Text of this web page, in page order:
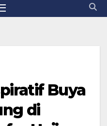
Buya
di